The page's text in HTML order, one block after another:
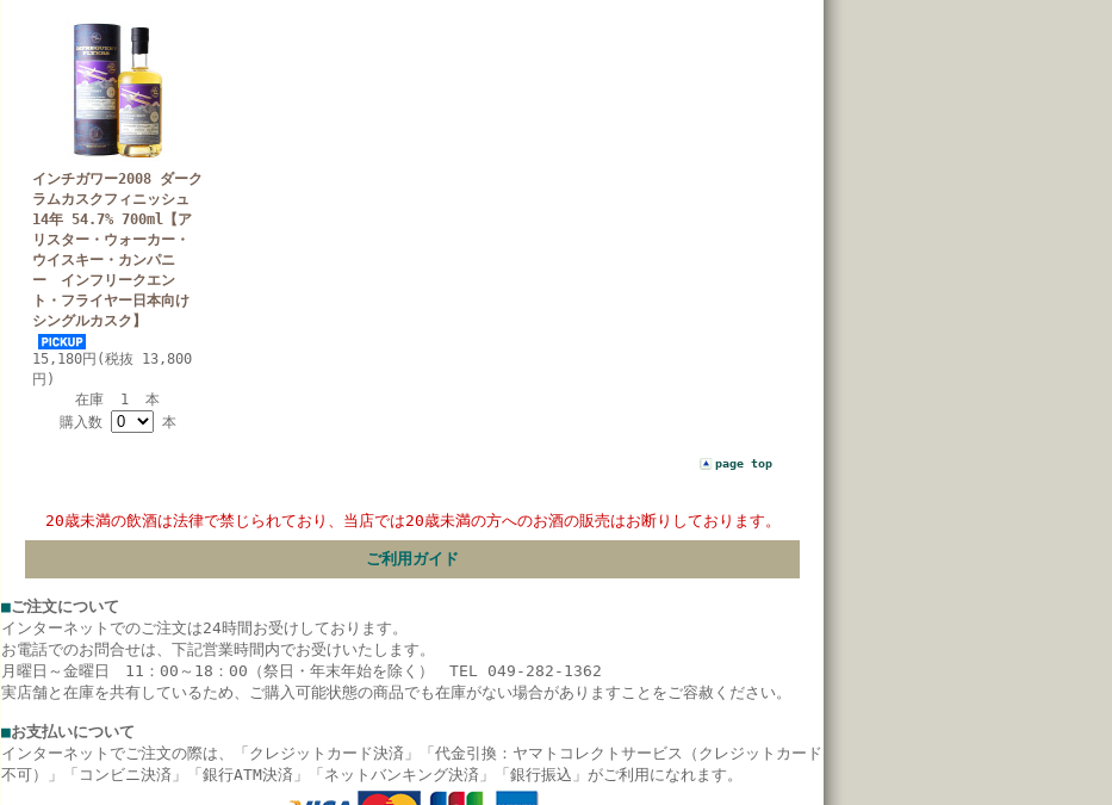
インチガワー2008 ダーク
ラムカスクフィニッシュ
14年 54.7% 700ml【ア
リスター・ウォーカー・
ウイスキー・カンパニ
ー インフリークエン
ト・フライヤー日本向け
シングルカスク】
15,180円(税抜 13,800
円)
在庫 1 本
購入数
本
page top
20歳未満の飲酒は法律で禁じられており、当店では20歳未満の方へのお酒の販売はお断りしております。
ご利用ガイド
■ご注文について
インターネットでのご注文は24時間お受けしております。
お電話でのお問合せは、下記営業時間内でお受けいたします。
月曜日～金曜日 11：00～18：00（祭日・年末年始を除く） TEL 049-282-1362
実店舗と在庫を共有しているため、ご購入可能状態の商品でも在庫がない場合がありますことをご容赦ください。
■お支払いについて
インターネットでご注文の際は、「クレジットカード決済」「代金引換：ヤマトコレクトサービス（クレジットカード
不可）」
「コンビニ決済」 「銀行ATM決済」「ネットバンキング決済」 「銀行振込」がご利用になれます。